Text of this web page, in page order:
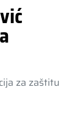
za zaštitu